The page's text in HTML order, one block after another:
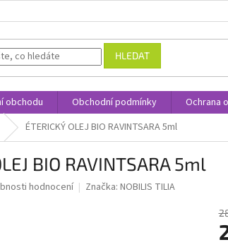
HLEDAT
obchodu Obchodní podmínky Ochrana
ÉTERICKÝ OLEJ BIO RAVINTSARA 5ml
BIO RAVINTSARA 5ml
hodnocení Značka: NOBILIS TILIA